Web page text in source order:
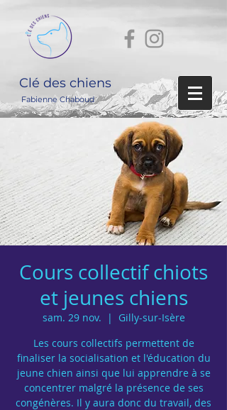
Clé des chiens
Fabienne Chaboud
Cours collectif chiots
et jeunes chiens
sam. 29 nov.
  |
Gilly-sur-Isère
Les cours collectifs permettent de
finaliser la socialisation et l'éducation du
jeune chien ainsi que lui apprendre à se
concentrer malgré la présence de ses
congénères. Il y aura donc du travail, des